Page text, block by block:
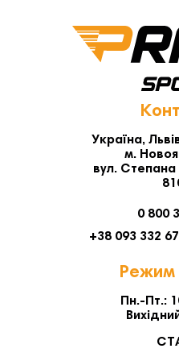
Україна,
м.
вул.
0 800
+38 093 332
Режим
Пн.-Пт.: